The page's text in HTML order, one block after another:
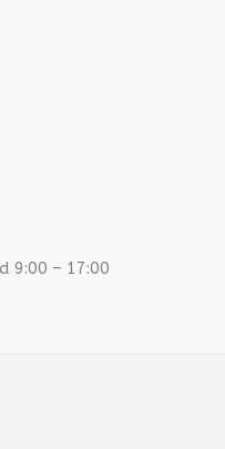
9:00 – 17:00